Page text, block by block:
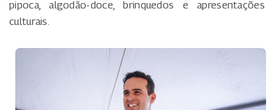
pipoca, algodão-doce, brinquedos e apresentações
culturais.